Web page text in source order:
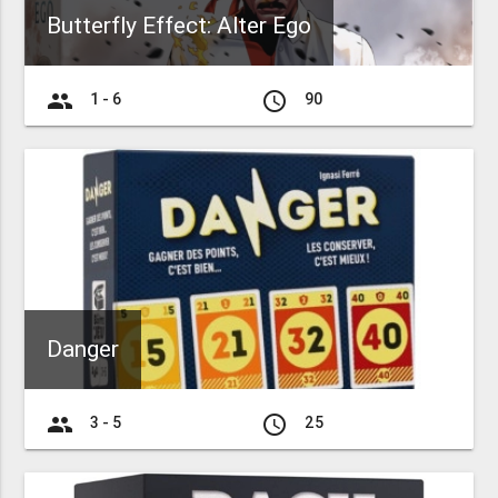
Butterfly Effect: Alter Ego
group 1 - 6 access_time 90
Danger
group 3 - 5 access_time 25